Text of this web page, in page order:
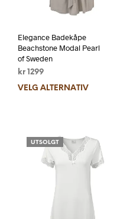
Elegance Badekåpe
Beachstone Modal Pearl
of Sweden
kr 1299
VELG ALTERNATIV
UTSOLGT